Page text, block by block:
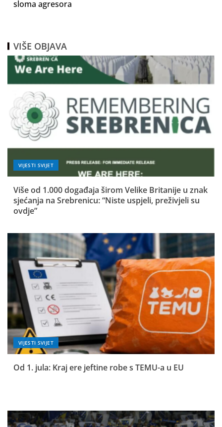
sloma agresora
VIŠE OBJAVA
VIJESTI SVIJET
Više od 1.000 događaja širom Velike Britanije u znak
sjećanja na Srebrenicu: “Niste uspjeli, preživjeli su
ovdje”
VIJESTI SVIJET
Od 1. jula: Kraj ere jeftine robe s TEMU-a u EU